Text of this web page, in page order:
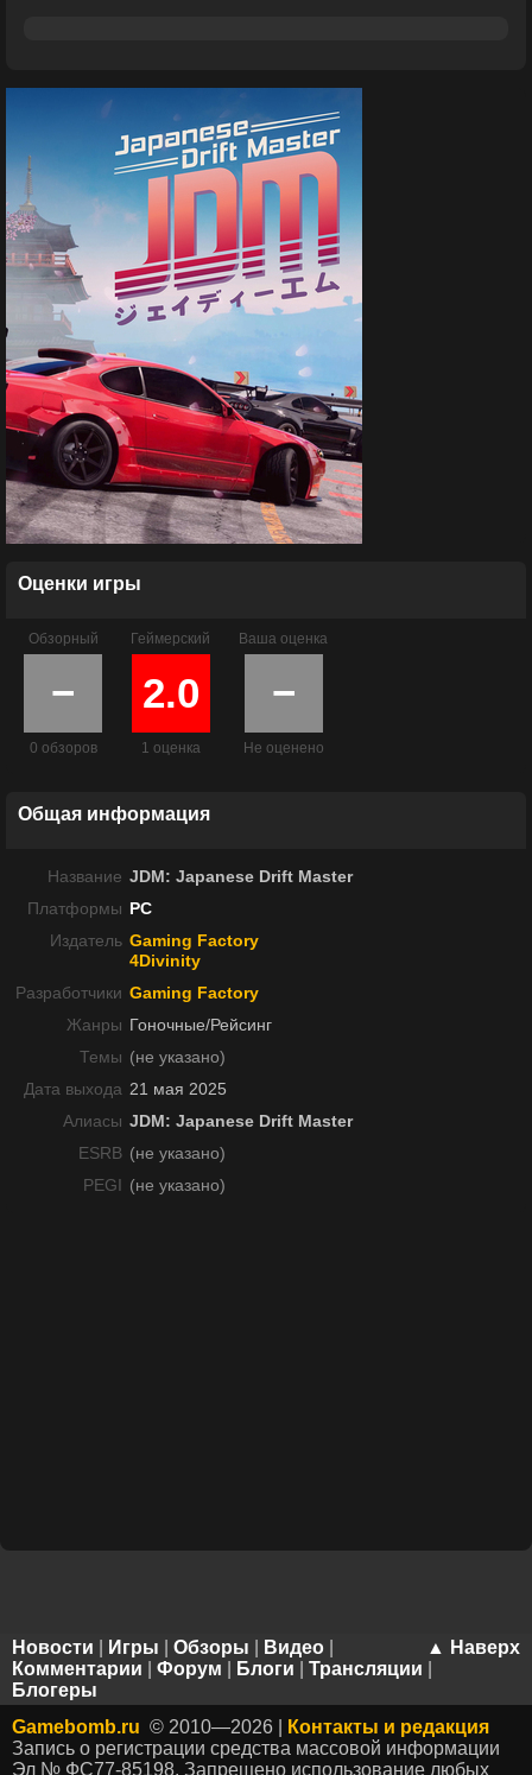
Оценки игры
Обзорный
−
0 обзоров
Геймерский
2.0
1 оценка
Ваша оценка
−
Не оценено
Общая информация
Название JDM: Japanese Drift Master
Платформы PC
Издатель Gaming Factory
4Divinity
Разработчики Gaming Factory
Жанры Гоночные/Рейсинг
Темы (не указано)
Дата выхода 21 мая 2025
Алиасы JDM: Japanese Drift Master
ESRB (не указано)
PEGI (не указано)
▲ Наверх
Новости Игры Обзоры Видео
Комментарии
Форум Блоги Трансляции
Блогеры
Gamebomb.ru © 2010—2026 |
Контакты и редакция
Запись о регистрации средства массовой информации
Эл № ФС77-85198. Запрещено использование любых